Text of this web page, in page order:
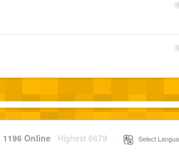
8
9
1196 Online Highest 6679 Select